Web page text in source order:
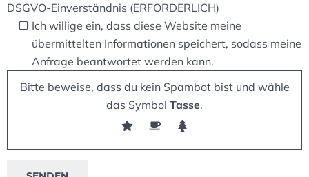
DSGVO-Einverständnis (ERFORDERLICH)
Ich willige ein, dass diese Website meine
übermittelten Informationen speichert, sodass meine
Anfrage beantwortet werden kann.
Bitte beweise, dass du kein Spambot bist und wähle
das Symbol Tasse.